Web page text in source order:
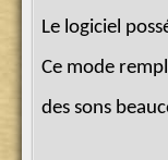
Le logiciel
Ce mode
des sons